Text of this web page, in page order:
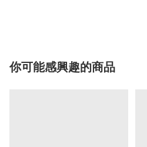
你可能感興趣的商品